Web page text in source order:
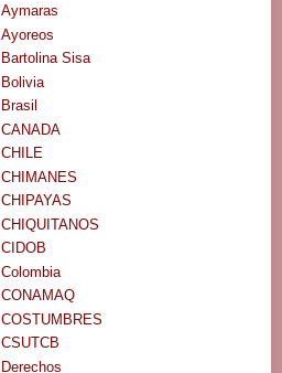
Aymaras
Ayoreos
Bartolina Sisa
Bolivia
Brasil
CANADA
CHILE
CHIMANES
CHIPAYAS
CHIQUITANOS
CIDOB
Colombia
CONAMAQ
COSTUMBRES
CSUTCB
Derechos